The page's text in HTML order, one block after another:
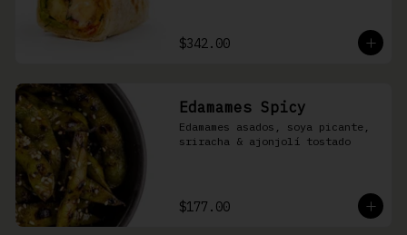
$342.00
Edamames Spicy
Edamames asados, soya picante,
sriracha & ajonjolí tostado
$177.00